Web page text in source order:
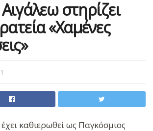
στηρίζει
«Χαμένες
καθιερωθεί ως Παγκόσμιος